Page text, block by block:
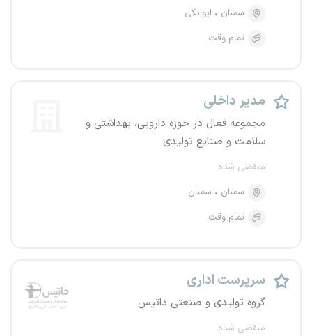
سمنان
ایوانکی
تمام وقت
مدیر داخلی
مجموعه فعال در حوزه دارویی، بهداشتی و
سلامت و صنایع تولیدی
منقضی شده
سمنان
سمنان
تمام وقت
سرپرست اداری
گروه تولیدی و صنعتی داتیس
منقضی شده